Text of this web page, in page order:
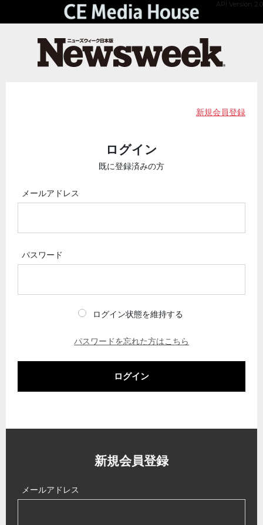
API Version 2.0
新規会員登録
ログイン
既に登録済みの方
メールアドレス
パスワード
ログイン状態を維持する
パスワードを忘れた方はこちら
ログイン
新規会員登録
メールアドレス